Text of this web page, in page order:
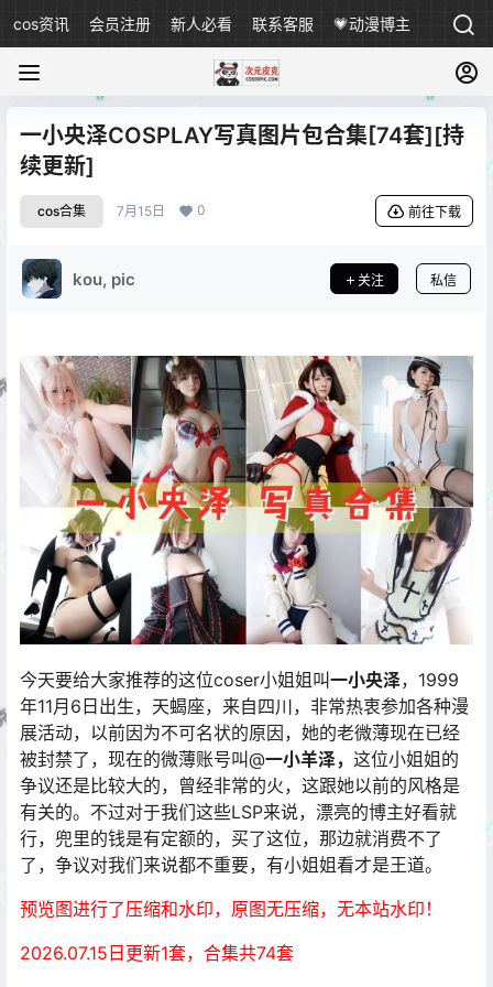
cos资讯 会员注册 新人必看 联系客服 💗动漫博主
一小央泽COSPLAY写真图片包合集[74套][持
续更新]
cos合集 7月15日 0 前往下载
kou, pic 关注 私信
今天要给大家推荐的这位coser小姐姐叫一小央泽，1999
年11月6日出生，天蝎座，来自四川，非常热衷参加各种漫
展活动，以前因为不可名状的原因，她的老微薄现在已经
被封禁了，现在的微薄账号叫@一小羊泽， 这位小姐姐的
争议还是比较大的，曾经非常的火，这跟她以前的风格是
有关的。不过对于我们这些LSP来说，漂亮的博主好看就
行，兜里的钱是有定额的，买了这位，那边就消费不了
了，争议对我们来说都不重要，有小姐姐看才是王道。
预览图进行了压缩和水印，原图无压缩，无本站水印！
2026.07.15日更新1套，合集共74套